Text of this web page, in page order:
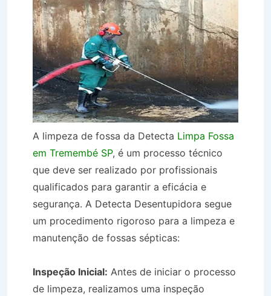
A limpeza de fossa da Detecta Limpa Fossa
em Tremembé SP, é um processo técnico
que deve ser realizado por profissionais
qualificados para garantir a eficácia e
segurança. A Detecta Desentupidora segue
um procedimento rigoroso para a limpeza e
manutenção de fossas sépticas:
Inspeção Inicial: Antes de iniciar o processo
de limpeza, realizamos uma inspeção